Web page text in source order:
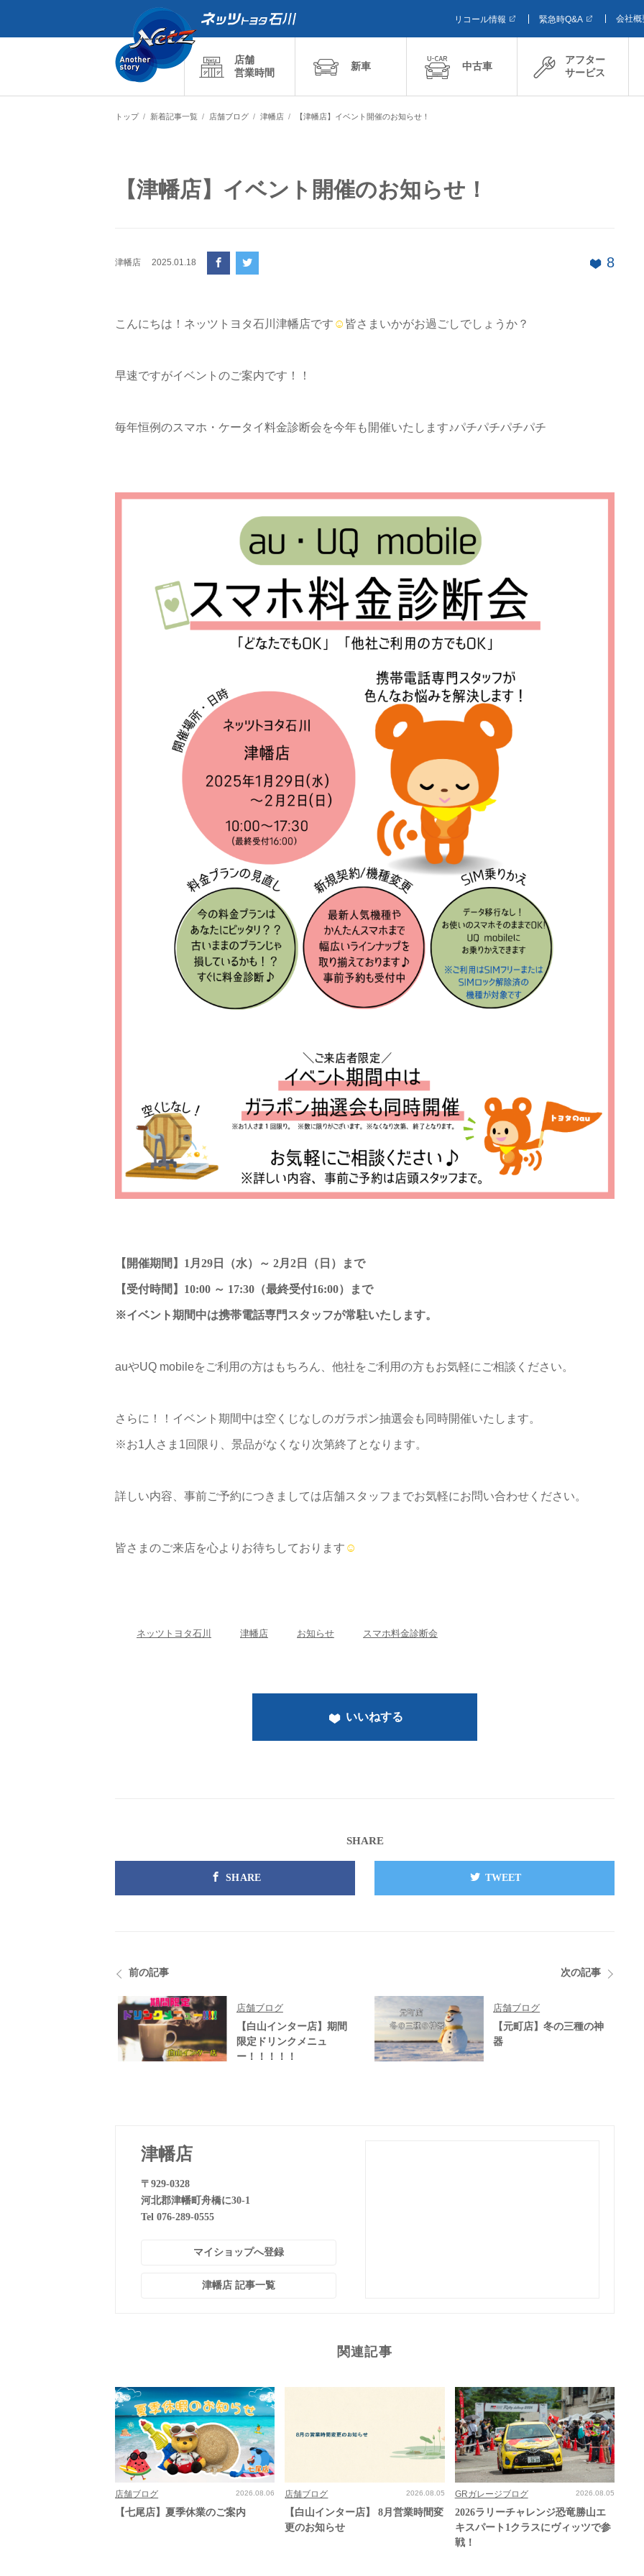
リコール情報 緊急時Q&A 会社概
店舗
営業時間
新車 中古車
アフター
サービス
トップ 新着記事一覧 店舗ブログ 津幡店 【津幡店】イベント開催のお知らせ！
【津幡店】イベント開催のお知らせ！
津幡店 2025.01.18 8
こんにちは！ネッツトヨタ石川津幡店です ☺︎ 皆さまいかがお過ごしでしょうか？
早速ですがイベントのご案内です！！
毎年恒例のスマホ・ケータイ料金診断会を今年も開催いたします♪パチパチパチパチ
【開催期間】1月29日（水）～ 2月2日（日）まで
【受付時間】10:00 ～ 17:30（最終受付16:00）まで
※イベント期間中は携帯電話専門スタッフが常駐いたします。
auやUQ mobileをご利用の方はもちろん、他社をご利用の方もお気軽にご相談ください。
さらに！！イベント期間中は空くじなしのガラポン抽選会も同時開催いたします。
※お1人さま1回限り、景品がなくなり次第終了となります。
詳しい内容、事前ご予約につきましては店舗スタッフまでお気軽にお問い合わせください。
皆さまのご来店を心よりお待ちしております ☺︎
ネッツトヨタ石川 津幡店 お知らせ スマホ料金診断会
いいねする
SHARE
SHARE TWEET
前の記事
店舗ブログ
【白山インター店】期間
限定ドリンクメニュ
ー！！！！！
次の記事
店舗ブログ
【元町店】冬の三種の神
器
津幡店
〒929-0328
河北郡津幡町舟橋に30-1
Tel 076-289-0555
マイショップへ登録
津幡店 記事一覧
関連記事
店舗ブログ 2026.08.06
【七尾店】夏季休業のご案内
店舗ブログ 2026.08.05
【白山インター店】 8月営業時間変
更のお知らせ
GRガレージブログ 2026.08.05
2026ラリーチャレンジ恐竜勝山エ
キスパート1クラスにヴィッツで参
戦！